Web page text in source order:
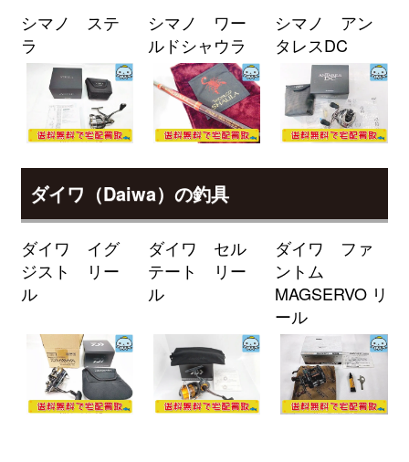
turi20260403
（2026/04/30迄）
ダイワ ロッド モアザン ワイズメ
ン AGS 130M-4 未使用
釣具買取クーポン
g-
turi20260404（2026/04/30迄）
24,000円
2026/04/04
ダイワ ロッド 25 モアザン 106M
J 未使用
釣具買取クーポン g-
turi20260405（2026/04/30迄）
24,000円
2026/04/04
ミヤマエ 電動リール コマンド X-
9SP 12V 未使用
釣具買取クーポン turi20260307-
60,000円
2026/03/07
ミヤマエ 電動リール ハイパワー
コマンド X6HP 12V 未使用
釣具買取クーポン
turi20260307-
02（2026/03/31迄）
24,000円
2026/03/07
シマノ ステ
ラ
シマノ ワー
ルドシャウラ
シマノ アン
タレスDC
ダイワ（Daiwa）の釣具
ダイワ イグ
ジスト リー
ル
ダイワ セル
テート リー
ル
ダイワ ファ
ントム
MAGSERVO リ
ール